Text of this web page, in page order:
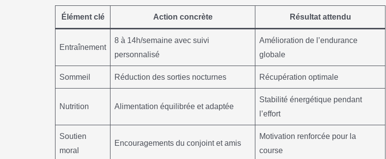
Élément clé Action concrète Résultat attendu
Entraînement
8 à 14h/semaine avec suivi
personnalisé
Amélioration de l’endurance
globale
Sommeil Réduction des sorties nocturnes Récupération optimale
Nutrition Alimentation équilibrée et adaptée
Stabilité énergétique pendant
l’effort
Soutien
moral
Encouragements du conjoint et amis
Motivation renforcée pour la
course